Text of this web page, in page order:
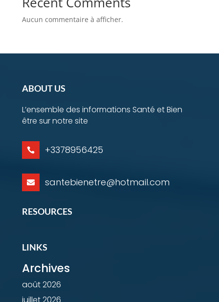
Aucun commentaire à afficher.
ABOUT US
L’ensemble des informations Santé et Bien
être sur notre site
 +3378956425
 santebienetre@hotmail.com
RESOURCES
LINKS
Archives
août 2026